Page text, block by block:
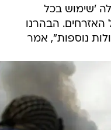
'שימוש בכל
האזרחים. הבהרנו
נוספות", אמר